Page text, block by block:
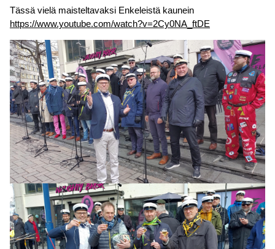
Tässä vielä maisteltavaksi Enkeleistä kaunein
https://www.youtube.com/watch?v=2Cy0NA_ftDE